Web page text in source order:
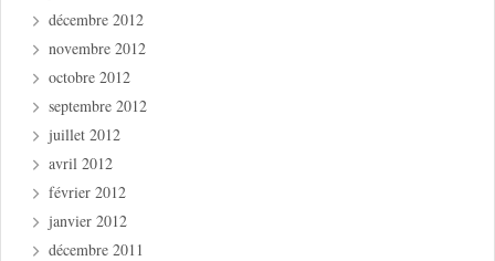
décembre 2012
novembre 2012
octobre 2012
septembre 2012
juillet 2012
avril 2012
février 2012
janvier 2012
décembre 2011